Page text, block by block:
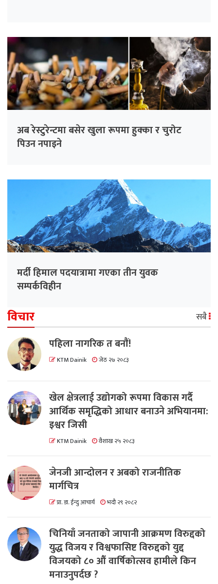
अब रेस्टुरेन्टमा बसेर खुला रूपमा हुक्का र चुरोट
पिउन नपाइने
मर्दी हिमाल पदयात्रामा गएका तीन युवक
सम्पर्कविहीन
विचार सबै
पहिला नागरिक त बनाैं!
KTM Dainik जेठ २७ २०८३
खेल क्षेत्रलाई उद्योगको रूपमा विकास गर्दै
आर्थिक समृद्धिको आधार बनाउने अभियानमा:
इश्वर जिसी
KTM Dainik वैशाख २५ २०८३
जेनजी आन्दोलन र अबको राजनीतिक
मार्गचित्र
प्रा. डा. ईन्दु आचार्य भदौ २९ २०८२
चिनियाँ जनताको जापानी आक्रमण विरुद्दको
युद्ध विजय र विश्वफासिष्ट विरुद्दको युद्द
विजयको ८० औं वार्षिकोत्सव हामीले किन
मनाउनुपर्दछ ?